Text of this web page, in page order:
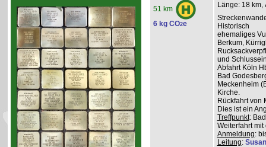
51 km
6 kg CO2e
Länge: 18 km,
Historisch
ehemaliges
Berkum,
und
Abfahrt Köln
Bad
Meckenheim
Kirche.
Rückfahrt von
Dies ist ein
Treffpunkt:
Weiterfahrt
Anmeldung:
Leitung: